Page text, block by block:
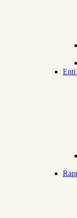
Enti